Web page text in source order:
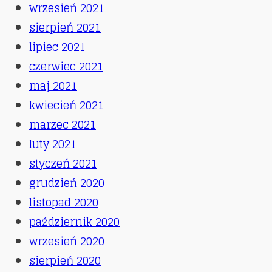
wrzesień 2021
sierpień 2021
lipiec 2021
czerwiec 2021
maj 2021
kwiecień 2021
marzec 2021
luty 2021
styczeń 2021
grudzień 2020
listopad 2020
październik 2020
wrzesień 2020
sierpień 2020